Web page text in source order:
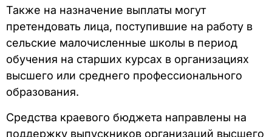
Также на назначение выплаты могут
претендовать лица, поступившие на работу в
сельские малочисленные школы в период
обучения на старших курсах в организациях
высшего или среднего профессионального
образования.
Средства краевого бюджета направлены на
поддержку выпускников организаций высшего